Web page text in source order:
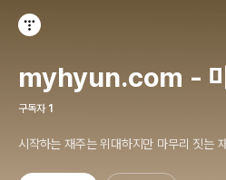
myhyun.com -
구독자 1
시작하는 재주는 위대하지만 마무리 짓는